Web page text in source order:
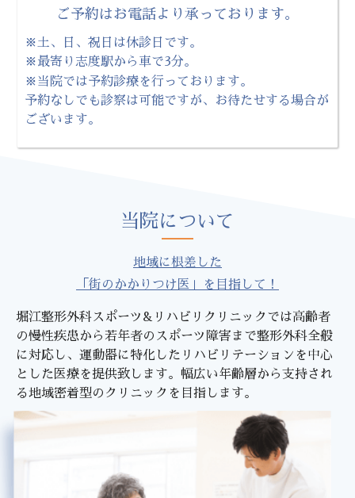
ご予約はお電話より承っております。
※土、日、祝日は休診日です。
※最寄り志度駅から車で3分。
※当院では予約診療を行っております。
予約なしでも診察は可能ですが、お待たせする場合が
ございます。
当院について
地域に根差した
「街のかかりつけ医」を目指して！
堀江整形外科スポーツ&リハビリクリニックでは高齢者
の慢性疾患から若年者のスポーツ障害まで整形外科全般
に対応し、運動器に特化したリハビリテーションを中心
とした医療を提供致します。幅広い年齢層から支持され
る地域密着型のクリニックを目指します。